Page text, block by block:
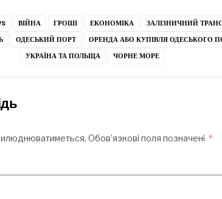
ВІЙНА ГРОШІ ЕКОНОМІКА
ЗАЛІЗНИЧНИЙ
ОДЕСЬКИЙ ПОРТ ОРЕНДА АБО КУПІВЛЯ ОДЕСЬКОГО
УКРАЇНА ТА ПОЛЬЩА
ЧОРНЕ МОРЕ
Обов’язкові поля позначені *